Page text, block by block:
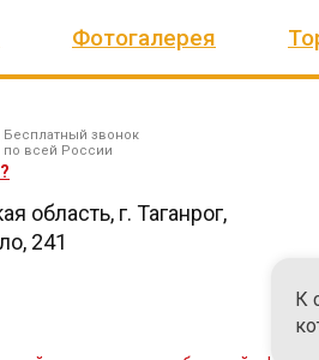
Фотогалерея
Бесплатный звонок
по всей России
область, г. Таганрог,
241
К